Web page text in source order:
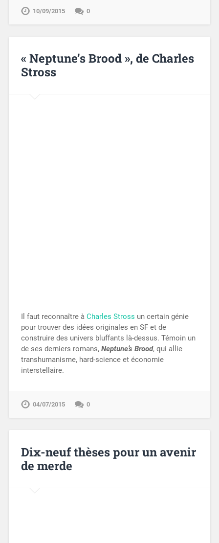
10/09/2015 0
« Neptune’s Brood », de Charles
Stross
Il faut reconnaître à Charles Stross un certain génie
pour trouver des idées originales en SF et de
construire des univers bluffants là-dessus. Témoin un
de ses derniers romans, Neptune’s Brood, qui allie
transhumanisme, hard-science et économie
interstellaire.
04/07/2015 0
Dix-neuf thèses pour un avenir
de merde